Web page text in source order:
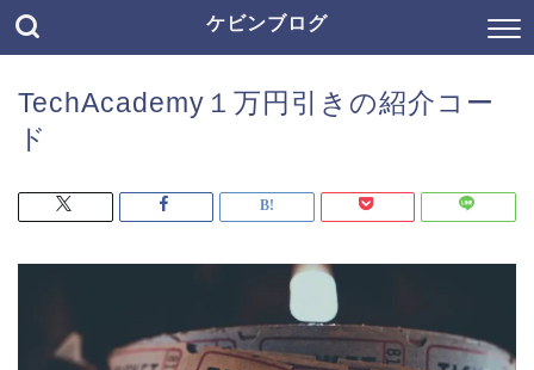
ケビンブログ
TechAcademy１万円引きの紹介コー
ド